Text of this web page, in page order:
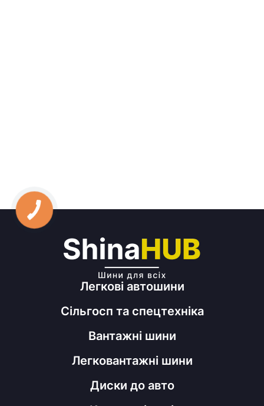
Легкові автошини
Сільгосп та спецтехніка
Вантажні шини
Легковантажні шини
Диски до авто
КНОПКА
ЗВ'ЯЗКУ